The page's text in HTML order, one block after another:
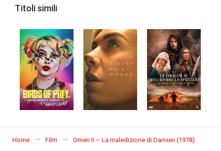
Titoli simili
Home Film Omen II – La maledizione di Damien (1978)